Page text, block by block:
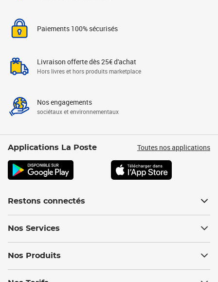
Paiements 100% sécurisés
Livraison offerte dès 25€ d'achat
Hors livres et hors produits marketplace
Nos engagements
sociétaux et environnementaux
Applications La Poste Toutes nos applications
Restons connectés
Nos Services
Nos Produits